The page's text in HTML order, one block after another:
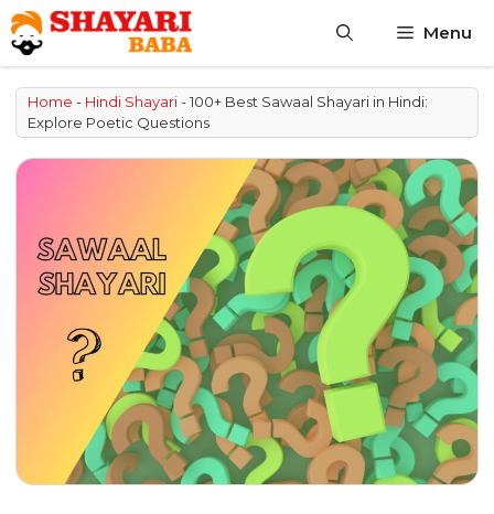
Skip
to
content
Menu
Home - Hindi Shayari-100+ Best Sawaal Shayari in Hindi:
Explore Poetic Questions